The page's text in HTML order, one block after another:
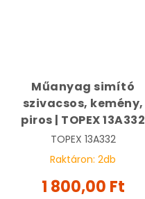
Műanyag simító
szivacsos, kemény,
piros | TOPEX 13A332
TOPEX 13A332
Raktáron: 2db
1 800,00 Ft